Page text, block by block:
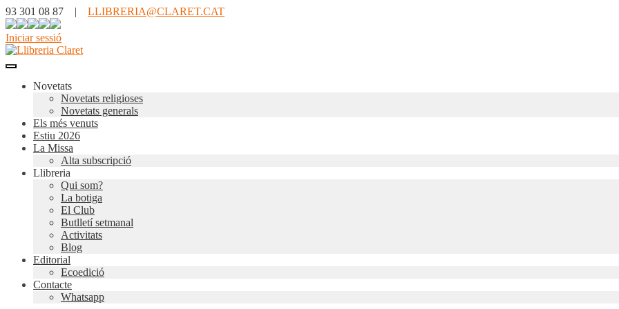
93 301 08 87 | LLIBRERIA@CLARET.CAT
Iniciar sessió
Novetats
Novetats religioses
Novetats generals
Els més venuts
Estiu 2026
La Missa
Alta subscripció
Llibreria
Qui som?
La botiga
El Club
Butlletí setmanal
Activitats
Blog
Editorial
Ecoedició
Contacte
Whatsapp